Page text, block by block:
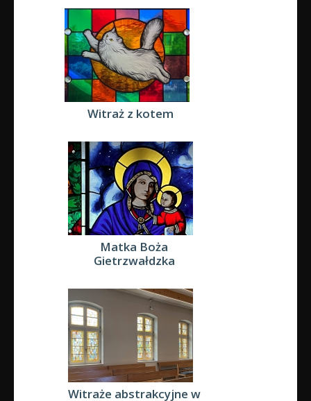
Witraż z kotem
Matka Boża
Gietrzwałdzka
Witraże abstrakcyjne w